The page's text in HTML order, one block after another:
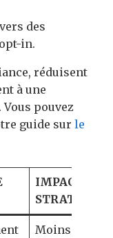
des
in.
réduisent
à une
pouvez
guide sur le
IMPACT SUR
STRATÉGIE
Moins de